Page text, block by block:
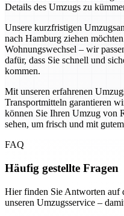
Details des Umzugs zu
Unsere kurzfristigen
nach Hamburg ziehen
Wohnungswechsel – wir
dafür, dass Sie schnell und
kommen.
Mit unseren erfahrenen
Transportmitteln garantieren
können Sie Ihren Umzug von
sehen, um frisch und mit
FAQ
Häufig gestellte Fragen
Hier finden Sie Antworten auf
unseren Umzugsservice –